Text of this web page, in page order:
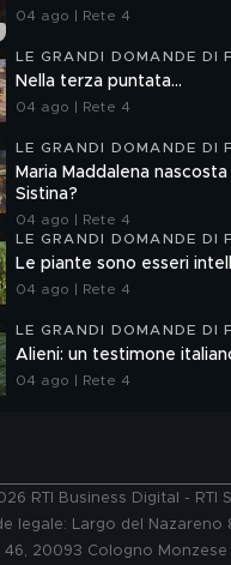
04 ago | Rete 4
LE GRANDI DOMANDE DI
Nella terza puntata...
04 ago | Rete 4
LE GRANDI DOMANDE DI
Maria Maddalena
Sistina?
04 ago | Rete 4
LE GRANDI DOMANDE DI
Le piante sono esseri
04 ago | Rete 4
LE GRANDI DOMANDE DI
Alieni: un testimone
04 ago | Rete 4
RTI Business Digital - RTI
legale: Largo del Nazareno
20093 Cologno Monzese